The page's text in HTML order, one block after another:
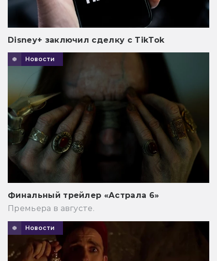
Disney+ заключил сделку с TikTok
Новости
Финальный трейлер «Астрала 6»
Премьера в августе.
Новости